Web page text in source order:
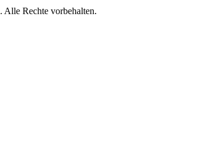
. Alle Rechte vorbehalten.